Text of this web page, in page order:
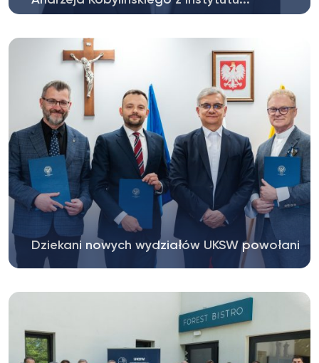
postanowieniem z dnia 2 czerwca 2026 r....
Dziekani nowych wydziałów UKSW powołani
Wyszyńskiego w Warszawie ks. prof. dr...